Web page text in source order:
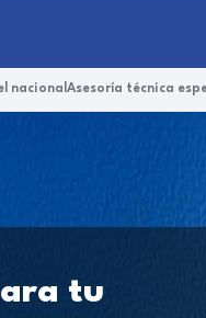
nacional Asesoría técnica
tu